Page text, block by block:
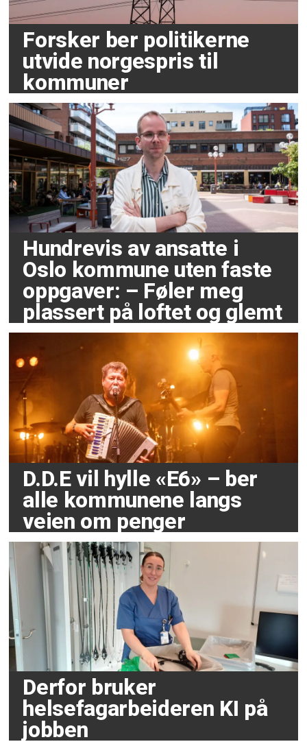
Forsker ber politikerne
utvide norgespris til
kommuner
Hundrevis av ansatte i
Oslo kommune uten faste
oppgaver: – Føler meg
plassert på loftet og glemt
D.D.E vil hylle «E6» – ber
alle kommunene langs
veien om penger
Derfor bruker
helsefagarbeideren KI på
jobben